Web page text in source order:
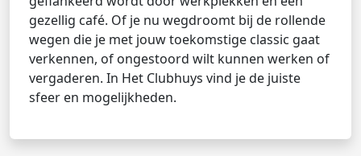
gezellig café. Of je nu wegdroomt bij de rollende
wegen die je met jouw toekomstige classic gaat
verkennen, of ongestoord wilt kunnen werken of
vergaderen. In Het Clubhuys vind je de juiste
sfeer en mogelijkheden.